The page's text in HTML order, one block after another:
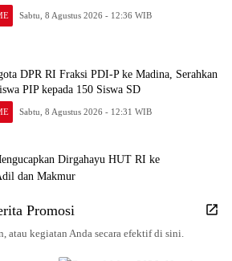
Sabtu, 8 Agustus 2026 - 12:36 WIB
DPR RI Fraksi PDI-P ke Madina, Serahkan
PIP kepada 150 Siswa SD
Sabtu, 8 Agustus 2026 - 12:31 WIB
Promosi
atau kegiatan Anda secara efektif di sini.